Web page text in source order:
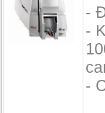
-
-
-